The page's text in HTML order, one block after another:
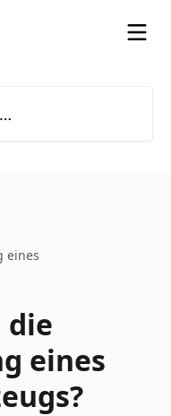
eines
die
eines